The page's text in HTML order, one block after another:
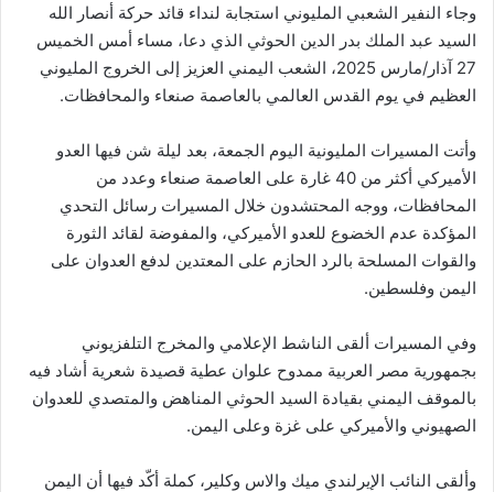
وجاء النفير الشعبي المليوني استجابة لنداء قائد حركة أنصار الله
السيد عبد الملك بدر الدين الحوثي الذي دعا، مساء أمس الخميس
27 آذار/مارس 2025، الشعب اليمني العزيز إلى الخروج المليوني
العظيم في يوم القدس العالمي بالعاصمة صنعاء والمحافظات.
وأتت المسيرات المليونية اليوم الجمعة، بعد ليلة شن فيها العدو
الأميركي أكثر من 40 غارة على العاصمة صنعاء وعدد من
المحافظات، ووجه المحتشدون خلال المسيرات رسائل التحدي
المؤكدة عدم الخضوع للعدو الأميركي، والمفوضة لقائد الثورة
والقوات المسلحة بالرد الحازم على المعتدين لدفع العدوان على
اليمن وفلسطين.
وفي المسيرات ألقى الناشط الإعلامي والمخرج التلفزيوني
بجمهورية مصر العربية ممدوح علوان عطية قصيدة شعرية أشاد فيه
بالموقف اليمني بقيادة السيد الحوثي المناهض والمتصدي للعدوان
الصهيوني والأميركي على غزة وعلى اليمن.
وألقى النائب الإيرلندي ميك والاس وكلير، كملة أكّد فيها أن اليمن